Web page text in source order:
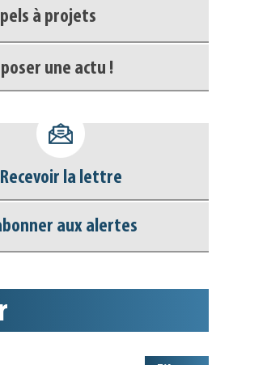
une actu !
à son compte - (Se
documentaire
veilles Scoop.it
à projets